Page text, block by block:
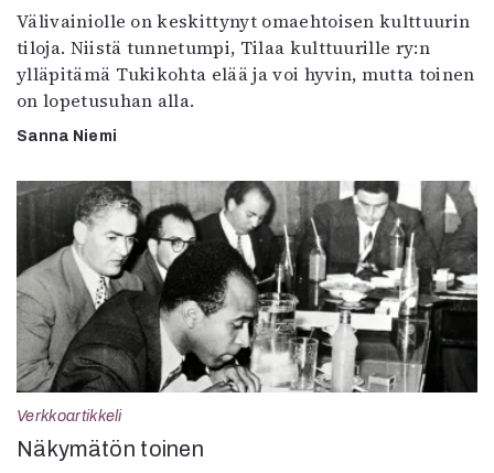
Välivainiolle on keskittynyt omaehtoisen kulttuurin
tiloja. Niistä tunnetumpi, Tilaa kulttuurille ry:n
ylläpitämä Tukikohta elää ja voi hyvin, mutta toinen
on lopetusuhan alla.
Sanna Niemi
Verkkoartikkeli
Näkymätön toinen